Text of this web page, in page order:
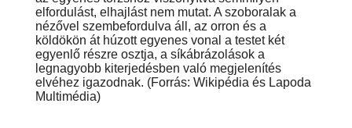
elfordulást, elhajlást nem mutat. A szoboralak a
nézővel szembefordulva áll, az orron és a
köldökön át húzott egyenes vonal a testet két
egyenlő részre osztja, a síkábrázolások a
legnagyobb kiterjedésben való megjelenítés
elvéhez igazodnak. (Forrás: Wikipédia és Lapoda
Multimédia)